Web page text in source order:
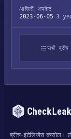
आखिरी अपडेट
2023-06-05 3
सभी ब्रीच
ब्रीच-इंटेलिजेंस कंसोल।